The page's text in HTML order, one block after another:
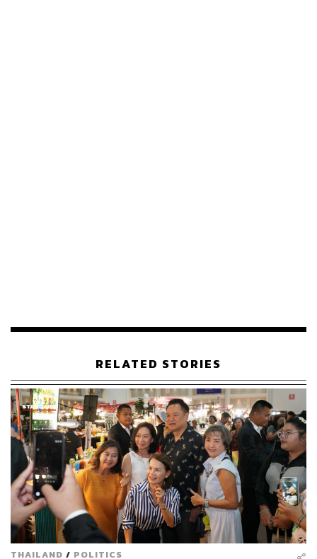
18 เม.ย. 2567 | 10:50
สมรภูมิทะเลแดงป่วนค้าโลก! จับตาราคาน้ำมัน
เท่า
22 ม.ค. 2567 | 18:11
RELATED STORIES
THAILAND / POLITICS